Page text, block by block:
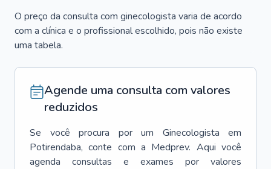
O preço da consulta com ginecologista varia de acordo
com a clínica e o profissional escolhido, pois não existe
uma tabela.
Agende uma consulta com valores
reduzidos
Se você procura por um Ginecologista
em
Potirendaba, conte com a Medprev. Aqui você
agenda consultas e exames por valores